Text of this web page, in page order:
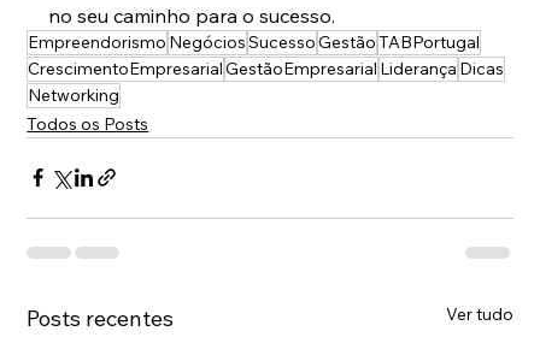
no seu caminho para o sucesso.
Empreendorismo NegóciosSucessoGestãoTABPortugal
CrescimentoEmpresarialGestãoEmpresarial Liderança Dicas
Networking
Todos os Posts
Posts recentes Ver tudo